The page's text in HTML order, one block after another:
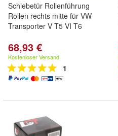
Schiebetür Rollenführung
Rollen rechts mitte für VW
Transporter V T5 VI T6
68,93 €
Kostenloser Versand
1